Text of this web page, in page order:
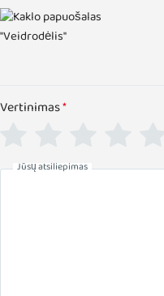
Vertinimas*
Jūsų atsiliepimas